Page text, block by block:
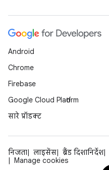
Android
Chrome
Firebase
Google Cloud Platform
सारे प्रॉडक्ट
निजता लाइसेंस ब्रैंड दिशानिर्देश
Manage cookies